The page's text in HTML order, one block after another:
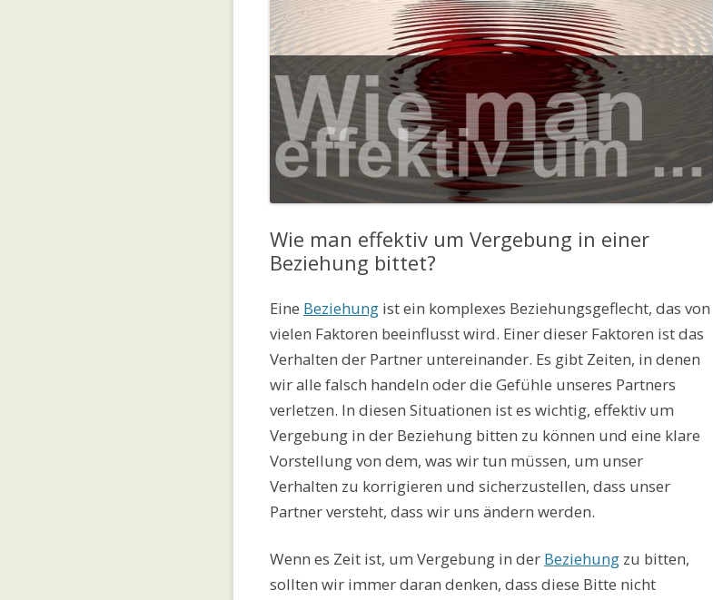
Wie man effektiv um Vergebung in einer
Beziehung bittet?
Eine Beziehung ist ein komplexes Beziehungsgeflecht, das von
vielen Faktoren beeinflusst wird. Einer dieser Faktoren ist das
Verhalten der Partner untereinander. Es gibt Zeiten, in denen
wir alle falsch handeln oder die Gefühle unseres Partners
verletzen. In diesen Situationen ist es wichtig, effektiv um
Vergebung in der Beziehung bitten zu können und eine klare
Vorstellung von dem, was wir tun müssen, um unser
Verhalten zu korrigieren und sicherzustellen, dass unser
Partner versteht, dass wir uns ändern werden.
Wenn es Zeit ist, um Vergebung in der Beziehung zu bitten,
sollten wir immer daran denken, dass diese Bitte nicht